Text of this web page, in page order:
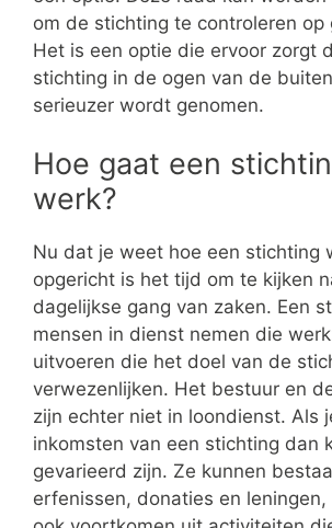
om de stichting te controleren op
Het is een optie die ervoor zorgt
stichting in de ogen van de
serieuzer wordt genomen.
Hoe gaat een
werk?
Nu dat je weet hoe een stichting
opgericht is het tijd om te kijken
dagelijkse gang van zaken. Een
mensen in dienst nemen die
uitvoeren die het doel van de
verwezenlijken. Het bestuur en
zijn echter niet in loondienst. Als
inkomsten van een stichting dan
gevarieerd zijn. Ze kunnen
erfenissen, donaties en leningen,